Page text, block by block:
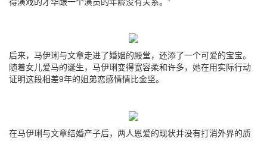
后来，马伊琍与文章走进了婚姻的殿堂，还添了一个可爱的宝宝。
随着女儿爱马的诞生，马伊琍变得宽容柔和许多，她在用实际行动
证明这段相差9年的姐弟恋感情情比金坚。
在马伊琍与文章结婚产子后，两人恩爱的现状并没有打消外界的质